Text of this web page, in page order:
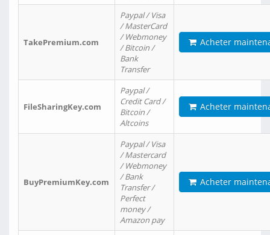
TakePremium.com
Paypal / Visa
/ MasterCard
/ Webmoney
/ Bitcoin /
Bank
Transfer
Acheter
FileSharingKey.com
Paypal /
Credit Card /
Bitcoin /
Altcoins
Acheter
BuyPremiumKey.com
Paypal / Visa
/ Mastercard
/ Webmoney
/ Bank
Transfer /
Perfect
money /
Amazon pay
Acheter